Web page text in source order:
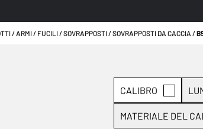
ARMI FUCILI SOVRAPPOSTI SOVRAPPOSTI DA CACCIA
CALIBRO
MATERIALE DEL